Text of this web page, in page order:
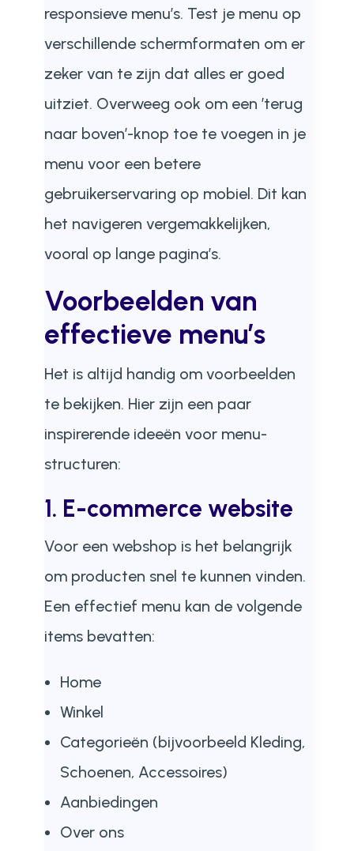
responsieve menu’s. Test je menu op
verschillende schermformaten om er
zeker van te zijn dat alles er goed
uitziet. Overweeg ook om een ’terug
naar boven’-knop toe te voegen in je
menu voor een betere
gebruikerservaring op mobiel. Dit kan
het navigeren vergemakkelijken,
vooral op lange pagina’s.
Voorbeelden van
effectieve menu’s
Het is altijd handig om voorbeelden
te bekijken. Hier zijn een paar
inspirerende ideeën voor menu-
structuren:
1. E-commerce website
Voor een webshop is het belangrijk
om producten snel te kunnen vinden.
Een effectief menu kan de volgende
items bevatten:
Home
Winkel
Categorieën (bijvoorbeeld Kleding,
Schoenen, Accessoires)
Aanbiedingen
Over ons